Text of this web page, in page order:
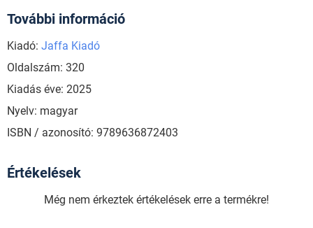
További információ
Kiadó: Jaffa Kiadó
Oldalszám: 320
Kiadás éve: 2025
Nyelv: magyar
ISBN / azonosító: 9789636872403
Értékelések
Még nem érkeztek értékelések erre a termékre!